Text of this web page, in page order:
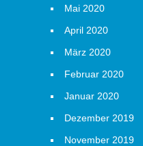
Mai 2020
April 2020
März 2020
Februar 2020
Januar 2020
Dezember 2019
November 2019